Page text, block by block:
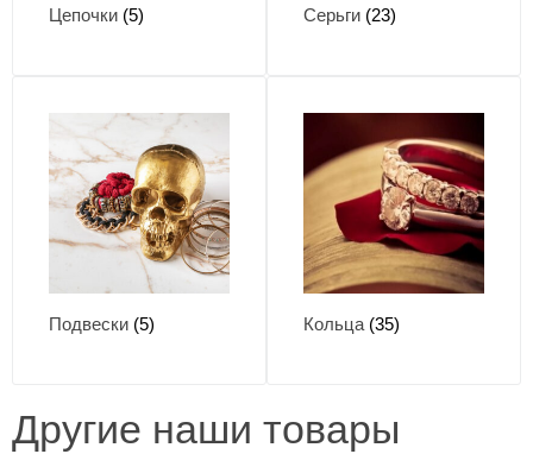
Цепочки (5) Серьги (23)
Подвески (5) Кольца (35)
Другие наши товары